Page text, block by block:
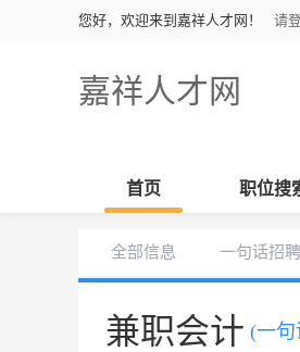
您好，欢迎来到嘉祥人才网！ 请
嘉祥人才网
首页 职位搜
全部信息 一句话招
兼职会计 (一